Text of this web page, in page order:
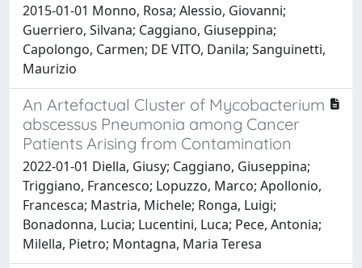
2015-01-01 Monno, Rosa; Alessio, Giovanni;
Guerriero, Silvana; Caggiano, Giuseppina;
Capolongo, Carmen; DE VITO, Danila; Sanguinetti,
Maurizio
An Artefactual Cluster of Mycobacterium
abscessus Pneumonia among Cancer
Patients Arising from Contamination
2022-01-01 Diella, Giusy; Caggiano, Giuseppina;
Triggiano, Francesco; Lopuzzo, Marco; Apollonio,
Francesca; Mastria, Michele; Ronga, Luigi;
Bonadonna, Lucia; Lucentini, Luca; Pece, Antonia;
Milella, Pietro; Montagna, Maria Teresa